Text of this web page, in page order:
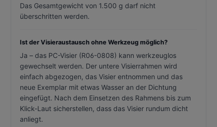
Das Gesamtgewicht von 1.500 g darf nicht
überschritten werden.
Ist der Visieraustausch ohne Werkzeug möglich?
Ja – das PC-Visier (R06-0808) kann werkzeuglos
gewechselt werden. Der untere Visierrahmen wird
einfach abgezogen, das Visier entnommen und das
neue Exemplar mit etwas Wasser an der Dichtung
eingefügt. Nach dem Einsetzen des Rahmens bis zum
Klick-Laut sicherstellen, dass das Visier rundum dicht
anliegt.